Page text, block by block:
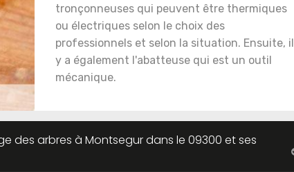
tronçonneuses qui peuvent être thermiques
ou électriques selon le choix des
professionnels et selon la situation. Ensuite, il
y a également l'abatteuse qui est un outil
mécanique.
des arbres à Montsegur dans le 09300 et ses